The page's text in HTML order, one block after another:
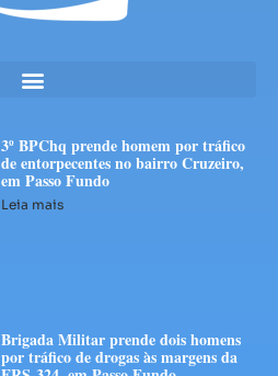
3º BPChq prende homem por tráfico
de entorpecentes no bairro Cruzeiro,
em Passo Fundo
Leia mais
Brigada Militar prende dois homens
por tráfico de drogas às margens da